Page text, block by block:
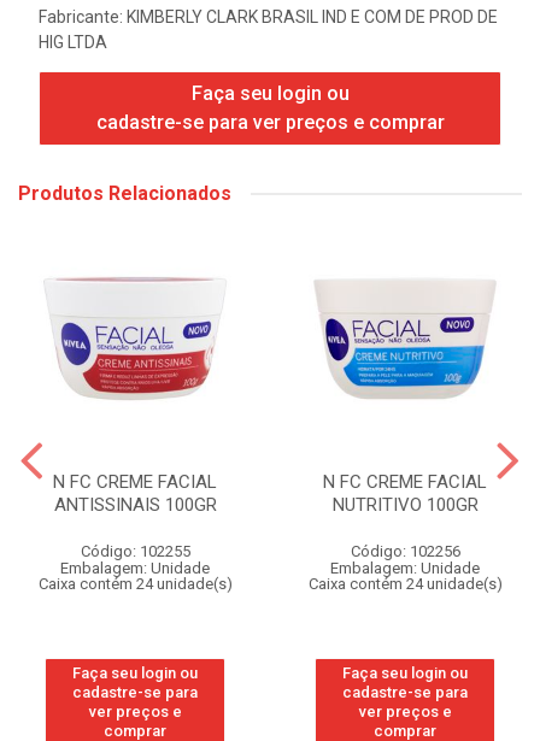
Fabricante: KIMBERLY CLARK BRASIL IND E COM DE PROD DE
HIG LTDA
Faça seu login ou
cadastre-se para ver preços e comprar
Produtos Relacionados
N FC CREME FACIAL
ANTISSINAIS 100GR
Código: 102255
Embalagem: Unidade
Caixa contém 24 unidade(s)
Faça seu login ou
cadastre-se para
ver preços e
comprar
N FC CREME FACIAL
NUTRITIVO 100GR
Código: 102256
Embalagem: Unidade
Caixa contém 24 unidade(s)
Faça seu login ou
cadastre-se para
ver preços e
comprar